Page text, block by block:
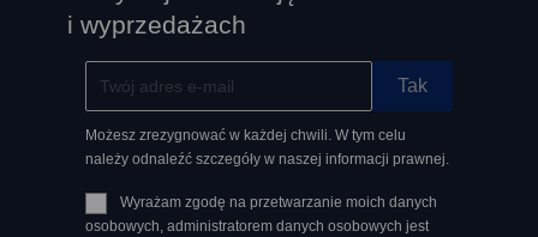
i wyprzedażach
Możesz zrezygnować w każdej chwili. W tym celu
należy odnaleźć szczegóły w naszej informacji prawnej.
Wyrażam zgodę na przetwarzanie moich danych
osobowych, administratorem danych osobowych jest